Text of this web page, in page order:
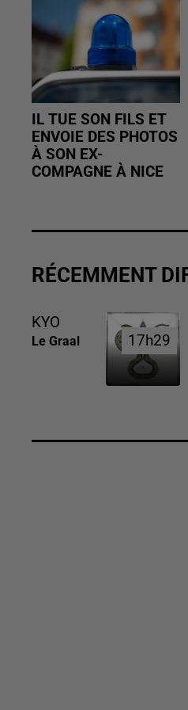
IL TUE SON FILS ET
ENVOIE DES PHOTOS
À SON EX-
COMPAGNE À NICE
RÉCEMMENT
KYO
Le Graal 17h29
17h29